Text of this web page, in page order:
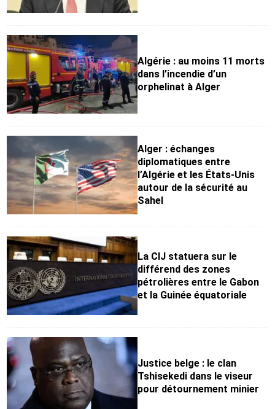
Algérie : au moins 11 morts
dans l’incendie d’un
orphelinat à Alger
Alger : échanges
diplomatiques entre
l’Algérie et les États-Unis
autour de la sécurité au
Sahel
La CIJ statuera sur le
différend des zones
pétrolières entre le Gabon
et la Guinée équatoriale
Justice belge : le clan
Tshisekedi dans le viseur
pour détournement minier